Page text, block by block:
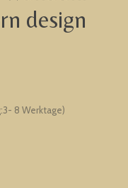
design
8 Werktage)